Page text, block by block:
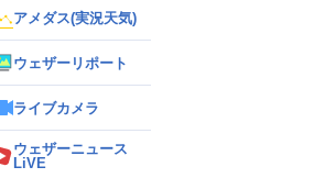
アメダス(実況天気)
ウェザーリポート
ライブカメラ
ウェザーニュース
LiVE